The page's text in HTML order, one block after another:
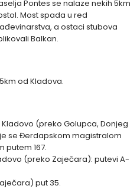
Pontes se nalaze nekih 5km
Most spada u red
a ostaci stubova
Balkan.
od Kladova.
(preko Golupca, Donjeg
se Đerdapskom magistralom
putem 167.
(preko Zaječara): putevi A-
put 35.